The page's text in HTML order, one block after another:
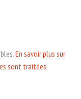
En savoir plus sur
sont traitées.